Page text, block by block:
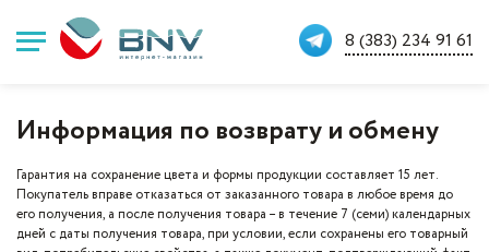
8 (383) 234 91 61
Информация по возврату и обмену
Гарантия на сохранение цвета и формы продукции составляет 15 лет.
Покупатель вправе отказаться от заказанного товара в любое время до
его получения, а после получения товара – в течение 7 (семи) календарных
дней с даты получения товара, при условии, если сохранены его товарный